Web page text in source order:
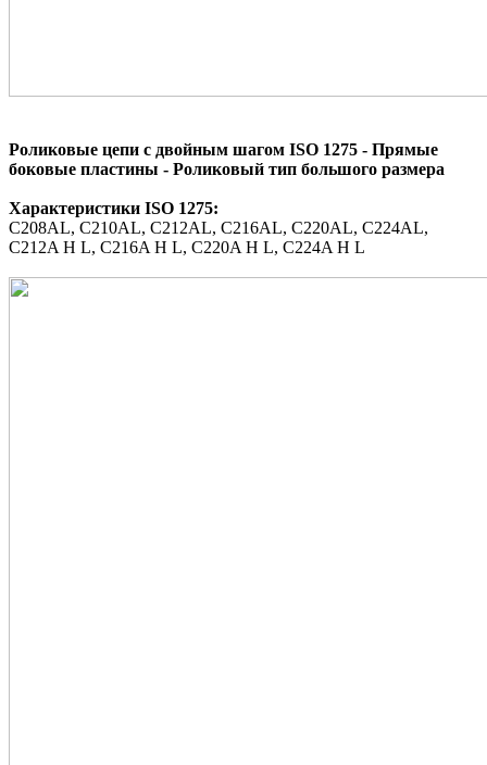
Роликовые цепи с двойным шагом ISO 1275 - Прямые
боковые пластины - Роликовый тип большого размера
Характеристики ISO 1275:
C208AL, C210AL, C212AL, C216AL, C220AL, C224AL,
C212A H L, C216A H L, C220A H L, C224A H L